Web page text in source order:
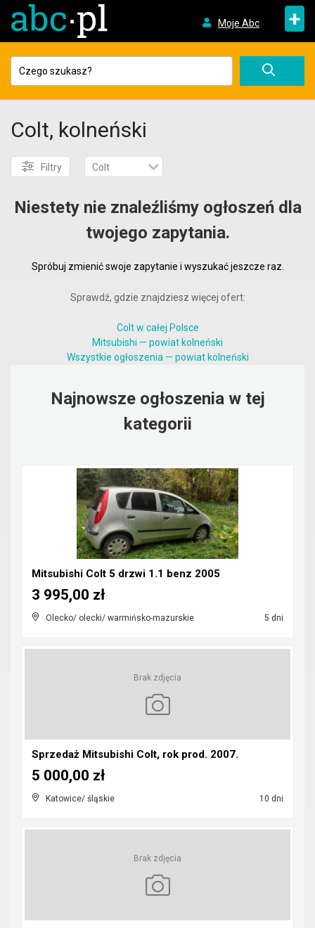
Moje Abc +
Colt, kolneński
Filtry Colt
Niestety nie znaleźliśmy ogłoszeń dla
twojego zapytania.
Spróbuj zmienić swoje zapytanie i wyszukać jeszcze raz.
Sprawdź, gdzie znajdziesz więcej ofert:
Colt w całej Polsce
Mitsubishi — powiat kolneński
Wszystkie ogłoszenia — powiat kolneński
Najnowsze ogłoszenia w tej
kategorii
Mitsubishi Colt 5 drzwi 1.1 benz 2005
Olecko/ olecki/ warmińsko-mazurskie 5 dni
3 995,00 zł
Brak zdjęcia
Sprzedaż Mitsubishi Colt, rok prod. 2007.
Katowice/ śląskie 10 dni
5 000,00 zł
Brak zdjęcia